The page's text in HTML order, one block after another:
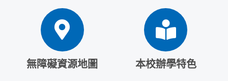
無障礙資源地圖 本校辦學特色